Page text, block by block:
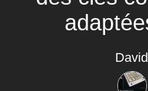
besoins
le clavier
David